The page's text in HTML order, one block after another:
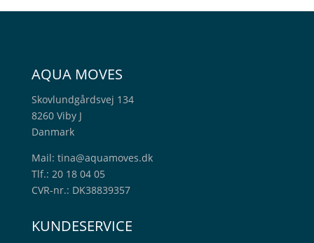
AQUA MOVES
Skovlundgårdsvej 134
8260 Viby J
Danmark
Mail: tina@aquamoves.dk
Tlf.: 20 18 04 05
CVR-nr.: DK38839357
KUNDESERVICE